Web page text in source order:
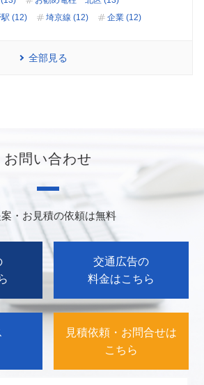
(12) 埼京線 (12) 企業 (12)
全部見る
お問い合わせ
案・お見積の依頼は無料
交通広告の
料金はこちら
見積依頼・お問合せは
こちら